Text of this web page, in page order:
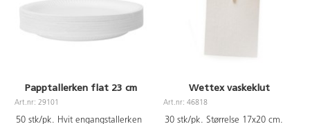
Papptallerken flat 23 cm
Art.nr: 29101
50 stk/pk. Hvit engangstallerken
Wettex vaskeklut
Art.nr: 46818
30 stk/pk. Størrelse 17x20 cm.